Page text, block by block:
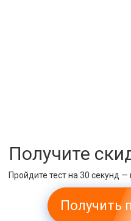
Получите
Пройдите тест на 30 секунд
Получить